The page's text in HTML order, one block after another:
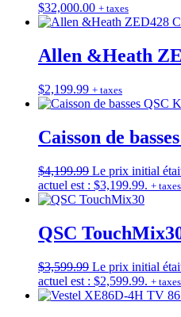
$32,000.00 + taxes
Allen &Heath
$2,199.99 + taxes
Caisson de
$4,199.99 Le prix initial
actuel est : $3,199.99. + taxes
QSC
$3,599.99 Le prix initial
actuel est : $2,599.99. + taxes